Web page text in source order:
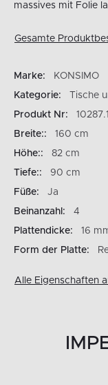
massives mit Folie
Gesamte
Marke:
KONSIMO
Kategorie:
Tische
Produkt Nr:
Breite::
160 cm
Höhe::
82 cm
Tiefe::
90 cm
Füße:
Ja
Beinanzahl:
4
Plattendicke:
16
Form der Platte:
Alle Eigenschaften